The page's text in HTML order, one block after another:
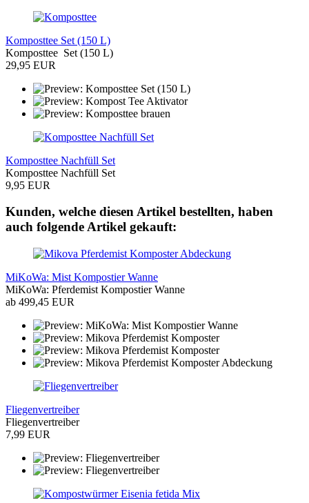
Komposttee Set (150 L)
Komposttee Set (150 L)
29,95 EUR
Komposttee Nachfüll Set
Komposttee Nachfüll Set
9,95 EUR
Kunden, welche diesen Artikel bestellten, haben
auch folgende Artikel gekauft:
MiKoWa: Mist Kompostier Wanne
MiKoWa: Pferdemist Kompostier Wanne
ab 499,45 EUR
Fliegenvertreiber
Fliegenvertreiber
7,99 EUR